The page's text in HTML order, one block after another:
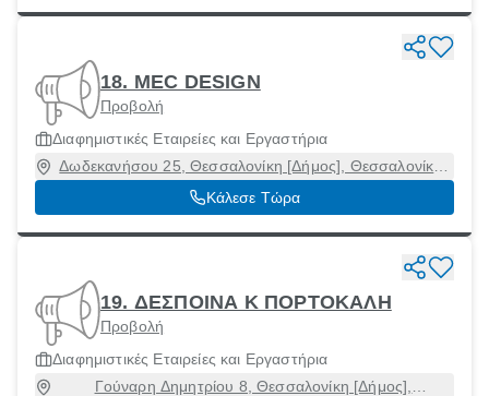
18. MEC DESIGN
Προβολή
Διαφημιστικές Εταιρείες και Εργαστήρια
Δωδεκανήσου 25, Θεσσαλονίκη [Δήμος], Θεσσαλονίκη,
54625
Κάλεσε Τώρα
19. ΔΕΣΠΟΙΝΑ Κ ΠΟΡΤΟΚΑΛΗ
Προβολή
Διαφημιστικές Εταιρείες και Εργαστήρια
Γούναρη Δημητρίου 8, Θεσσαλονίκη [Δήμος],